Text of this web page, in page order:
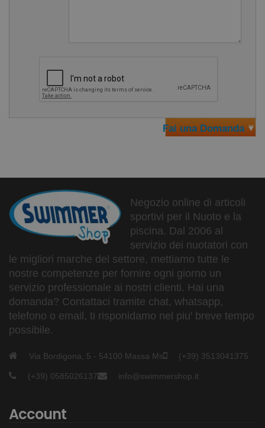
Fai una Domanda
Negozio online di articoli
sportivi per il Nuoto e la
piscina. Dal 2006 al
servizio dei nuotatori con
le migliori marche del settore, mettiamo tutte le
nostre competenze per fornire ogni giorno un
servizio professionale ai nostri clienti. Hai una
domanda? Contattaci tramite chat, whatsapp,
telefono o email, ti risponidamo nel piu' breve tempo
possibile.
Via Bordigona, 5 - 54100 Massa Ms (+39) 3513041375
(+39) 0585026137 info@swimmershop.it
Account